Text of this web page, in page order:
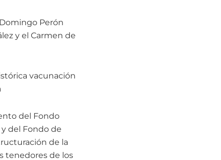
Perón
y el Carmen de
vacunación
del Fondo
del Fondo de
de la
tenedores de los